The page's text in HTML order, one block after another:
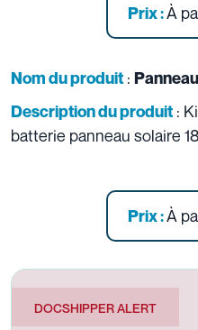
Prix :À
Nom du produit :
Description du produit :
batterie panneau solaire
Prix :À
DOCSHIPPER ALERT